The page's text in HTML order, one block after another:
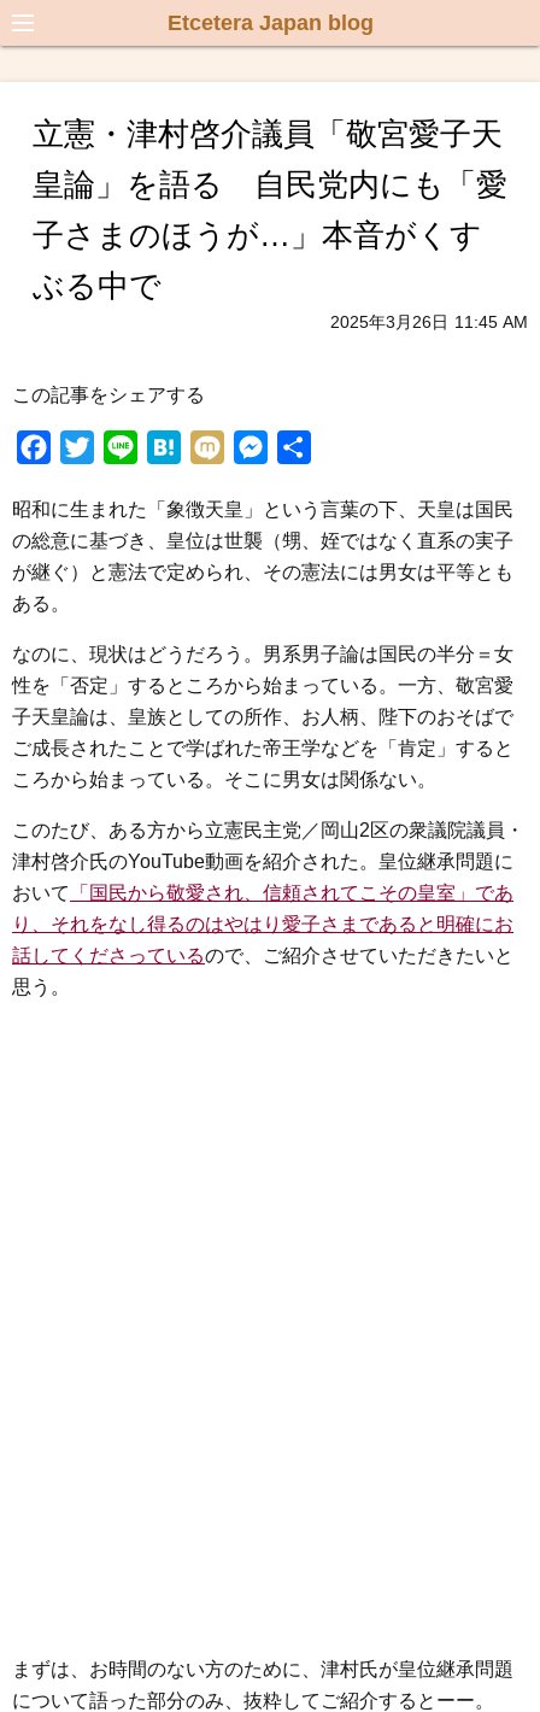
Etcetera Japan blog
立憲・津村啓介議員「敬宮愛子天
皇論」を語る 自民党内にも「愛
子さまのほうが…」本音がくす
ぶる中で
2025年3月26日 11:45 AM
この記事をシェアする
c
e
b
o
o
i
t
t
r
n
e
H
t
e
n
M
x
i
s
s
e
g
e
r
昭和に生まれた「象徴天皇」という言葉の下、天皇は国民
の総意に基づき、皇位は世襲（甥、姪ではなく直系の実子
が継ぐ）と憲法で定められ、その憲法には男女は平等とも
ある。
なのに、現状はどうだろう。男系男子論は国民の半分＝女
性を「否定」するところから始まっている。一方、敬宮愛
子天皇論は、皇族としての所作、お人柄、陛下のおそばで
ご成長されたことで学ばれた帝王学などを「肯定」すると
ころから始まっている。そこに男女は関係ない。
このたび、ある方から立憲民主党／岡山2区の衆議院議員・
津村啓介氏のYouTube動画を紹介された。皇位継承問題に
おいて
「国民から敬愛され、信頼されてこその皇室」であ
り、それをなし得るのはやはり愛子さまであると明確にお
話してくださっているので、ご紹介させていただきたいと
思う。
まずは、お時間のない方のために、津村氏が皇位継承問題
について語った部分のみ、抜粋してご紹介するとーー。